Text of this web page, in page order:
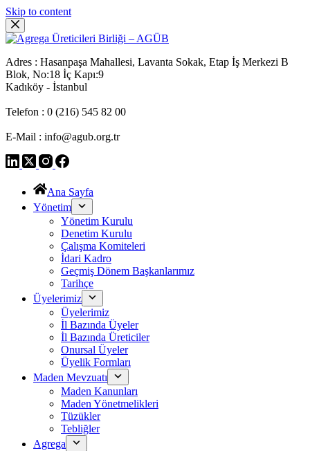
Skip to content
Adres : Hasanpaşa Mahallesi, Lavanta Sokak, Etap İş Merkezi B
Blok, No:18 İç Kapı:9
Kadıköy - İstanbul
Telefon : 0 (216) 545 82 00
E-Mail : info@agub.org.tr
Ana Sayfa
Yönetim
Yönetim Kurulu
Denetim Kurulu
Çalışma Komiteleri
İdari Kadro
Geçmiş Dönem Başkanlarımız
Tarihçe
Üyelerimiz
Üyelerimiz
İl Bazında Üyeler
İl Bazında Üreticiler
Onursal Üyeler
Üyelik Formları
Maden Mevzuatı
Maden Kanunları
Maden Yönetmelikleri
Tüzükler
Tebliğler
Agrega